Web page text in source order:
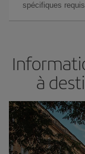
spécifiques
à